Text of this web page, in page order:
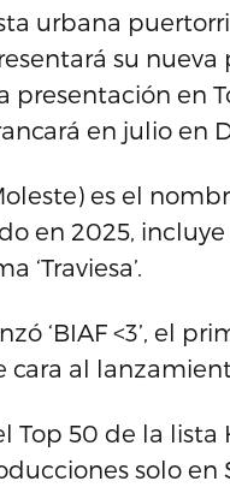
urbana
su nueva
en
en julio en
es el
en 2025,
‘Traviesa’.
‘BIAF <3’, el
al
Top 50 de la
solo en